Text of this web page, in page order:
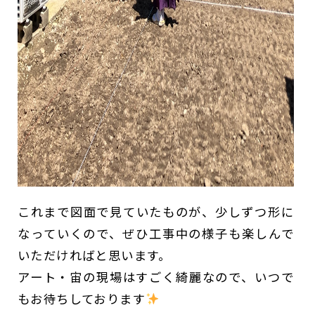
これまで図面で見ていたものが、少しずつ形に
なっていくので、ぜひ工事中の様子も楽しんで
いただければと思います。
アート・宙の現場はすごく綺麗なので、いつで
もお待ちしております